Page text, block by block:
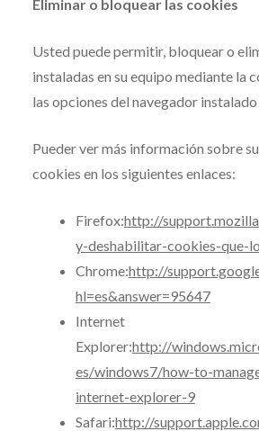
Eliminar o bloquear las cookies
Usted puede permitir, bloquear o
instaladas en su equipo mediante la
las opciones del navegador instalado
Pueder ver más información sobre
cookies en los siguientes enlaces:
Firefox:http://
y-deshabilitar-cookies-que-
Chrome:http://
hl=es&answer=95647
Internet
Explorer:http://
es/windows7/how-to-
internet-explorer-9
Safari:http://